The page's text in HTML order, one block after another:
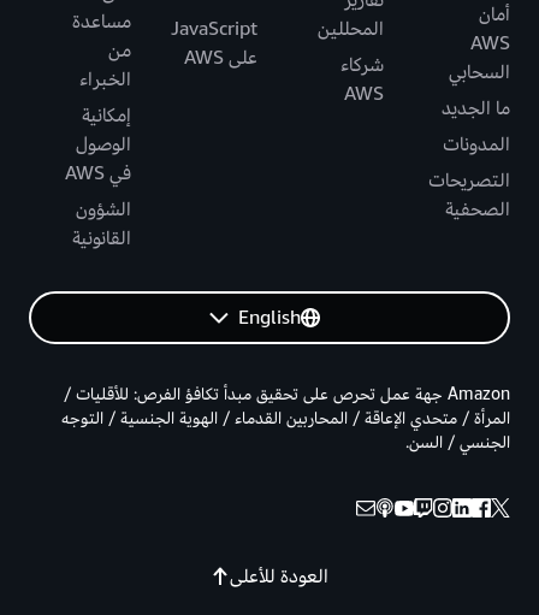
أمان
AWS
السحابي
ما الجديد
المدونات
التصريحات
الصحفية
المحللين
شركاء
AWS
JavaScript
على AWS
مساعدة
من
الخبراء
إمكانية
الوصول
في AWS
الشؤون
القانونية
English
العودة للأعلى
Amazon جهة عمل تحرص على تحقيق مبدأ تكافؤ الفرص: للأقليات /
المرأة / متحدي الإعاقة / المحاربين القدماء / الهوية الجنسية / التوجه
الجنسي / السن.